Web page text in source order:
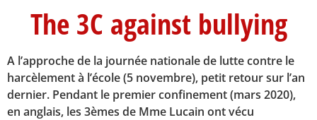
The 3C against bullying
A l’approche de la journée nationale de lutte contre le
harcèlement à l’école (5 novembre), petit retour sur l’an
dernier. Pendant le premier confinement (mars 2020),
en anglais, les 3èmes de Mme Lucain ont vécu